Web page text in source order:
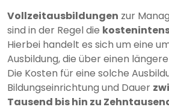
Vollzeitausbildungen zur
sind in der Regel die
Hierbei handelt es sich um eine
Ausbildung, die über einen
Die Kosten für eine solche
Bildungseinrichtung und Dauer
Tausend bis hin zu